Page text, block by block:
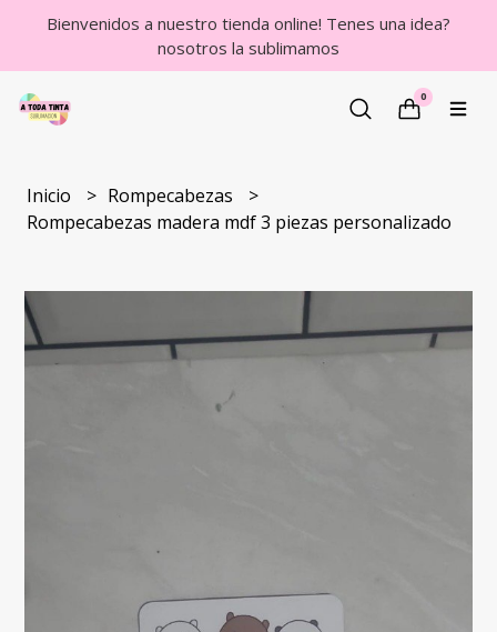
Bienvenidos a nuestro tienda online! Tenes una idea?
nosotros la sublimamos
0
Inicio
Rompecabezas
Rompecabezas madera mdf 3 piezas personalizado